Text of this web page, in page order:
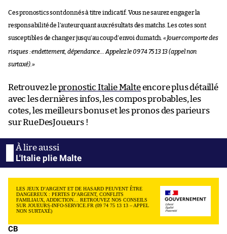
Ces pronostics sont donnés à titre indicatif. Vous ne saurez engager la
responsabilité de l’auteur quant aux résultats des matchs. Les cotes sont
susceptibles de changer jusqu’au coup d’envoi du match. «Jouer comporte des
risques : endettement, dépendance… Appelez le 09 74 75 13 13 (appel non
surtaxé). »
Retrouvez lepronostic Italie Malteencore plus détaillé
avec les dernières infos, les compos probables, les
cotes, les meilleurs bonus et les pronos des parieurs
sur RueDesJoueurs !
L'Italie plie Malte
LES JEUX D’ARGENT ET DE HASARD PEUVENT ÊTRE
DANGEREUX : PERTES D’ARGENT, CONFLITS
FAMILIAUX, ADDICTION… RETROUVEZ NOS CONSEILS
SUR JOUEURS-INFO-SERVICE.FR (09 74 75 13 13 – APPEL
NON SURTAXÉ)
CB